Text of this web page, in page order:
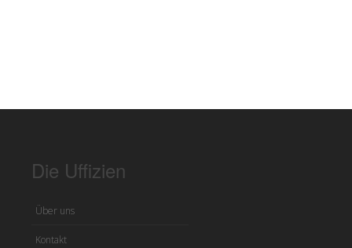
Die Uffizien
Über uns
Kontakt